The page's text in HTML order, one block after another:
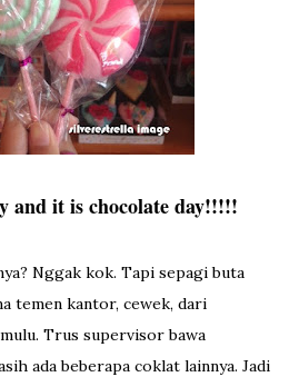
and it is chocolate day!!!!!
Nggak kok. Tapi sepagi buta
temen kantor, cewek, dari
Trus supervisor bawa
ada beberapa coklat lainnya. Jadi